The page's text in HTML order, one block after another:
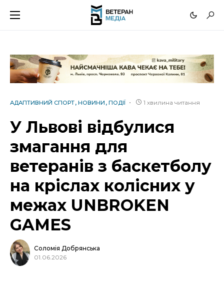
АДАПТИВНИЙ СПОРТ НОВИНИ ПОДІЇ 1 хвилина читання
У Львові відбулися
змагання для
ветеранів з баскетболу
на кріслах колісних у
межах UNBROKEN
GAMES
Соломія Добрянська
01.06.2026